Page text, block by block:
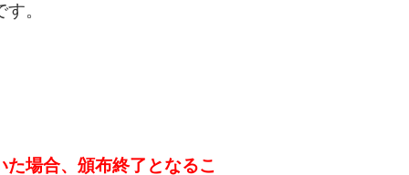
。
場合、頒布終了となるこ